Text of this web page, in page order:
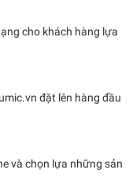
cho khách hàng lựa
đặt lên hàng đầu
và chọn lựa những sản